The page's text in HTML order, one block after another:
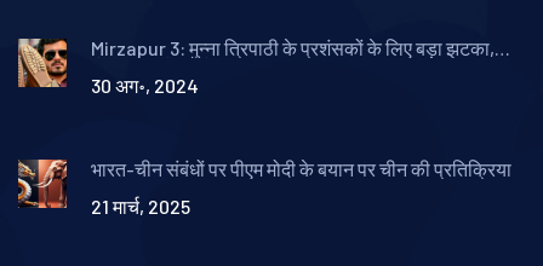
Mirzapur 3: मुन्‍ना त्रिपाठी के प्रशंसकों के लिए बड़ा झटका,
30 अग॰, 2024
भारत-चीन संबंधों पर पीएम मोदी के बयान पर चीन की प्रतिक्रिया
21 मार्च, 2025